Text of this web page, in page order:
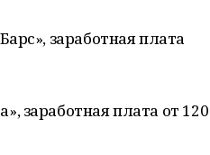
заработная плата
заработная плата от 120